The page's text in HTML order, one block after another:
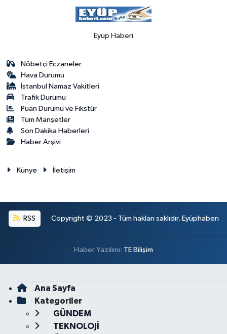
Eyup Haberi
Nöbetçi Eczaneler
Hava Durumu
İstanbul Namaz Vakitleri
Trafik Durumu
Puan Durumu ve Fikstür
Tüm Manşetler
Son Dakika Haberleri
Haber Arşivi
Künye İletişim
RSS Copyright © 2023 - Tüm hakları saklıdır. Eyüphaberi
Haber Yazılımı: TE Bilişim
Ana Sayfa
Kategoriler
GÜNDEM
TEKNOLOJİ